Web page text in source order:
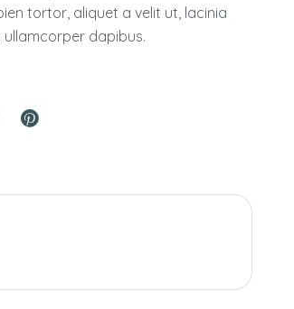
tortor, aliquet a velit ut, lacinia
dapibus.